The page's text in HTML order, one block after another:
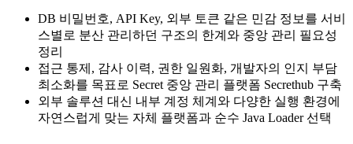
DB 비밀번호, API Key, 외부 토큰 같은 민감 정보를 서비
스별로 분산 관리하던 구조의 한계와 중앙 관리 필요성
정리
접근 통제, 감사 이력, 권한 일원화, 개발자의 인지 부담
최소화를 목표로 Secret 중앙 관리 플랫폼 Secrethub 구축
외부 솔루션 대신 내부 계정 체계와 다양한 실행 환경에
자연스럽게 맞는 자체 플랫폼과 순수 Java Loader 선택